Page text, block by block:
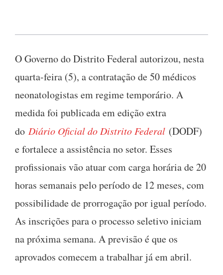
O Governo do Distrito Federal autorizou, nesta
quarta-feira (5), a contratação de 50 médicos
neonatologistas em regime temporário. A
medida foi publicada em edição extra
do Diário Oficial do Distrito Federal (DODF)
e fortalece a assistência no setor. Esses
profissionais vão atuar com carga horária de 20
horas semanais pelo período de 12 meses, com
possibilidade de prorrogação por igual período.
As inscrições para o processo seletivo iniciam
na próxima semana. A previsão é que os
aprovados comecem a trabalhar já em abril.